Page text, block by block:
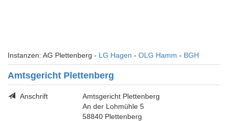
Instanzen: AG Plettenberg - LG Hagen - OLG Hamm - BGH
Amtsgericht Plettenberg
Anschrift
Amtsgericht Plettenberg
An der Lohmühle 5
58840 Plettenberg